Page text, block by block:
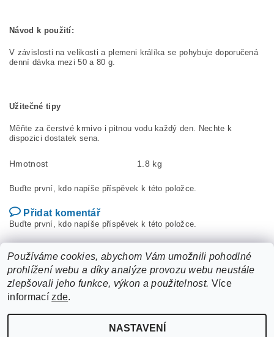
Návod k použití:
V závislosti na velikosti a plemeni králíka se pohybuje doporučená
denní dávka mezi 50 a 80 g.
Užitečné tipy
Měňte za čerstvé krmivo i pitnou vodu každý den. Nechte k
dispozici dostatek sena.
Hmotnost 1.8 kg
Buďte první, kdo napíše příspěvek k této položce.
Přidat komentář
Buďte první, kdo napíše příspěvek k této položce.
Používáme cookies, abychom Vám umožnili pohodlné
prohlížení webu a díky analýze provozu webu neustále
zlepšovali jeho funkce, výkon a použitelnost. Více
informacízde.
NASTAVENÍ